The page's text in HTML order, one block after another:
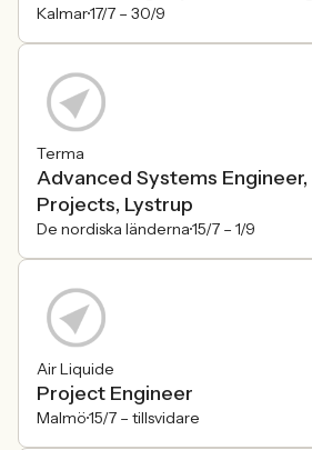
Kalmar17/7 – 30/9
Terma
Advanced Systems
Projects, Lystrup
De nordiska länderna15/7 – 1/9
Air Liquide
Project Engineer
Malmö15/7 – tillsvidare